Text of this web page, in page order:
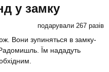
у замку
подарували 267 разів
Вони зупиняться в замку-
Їм нададуть